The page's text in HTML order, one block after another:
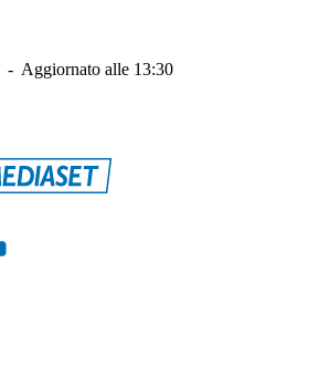
- Aggiornato alle 13:30